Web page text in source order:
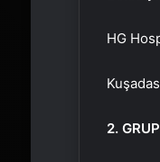
HG
2. GRUP